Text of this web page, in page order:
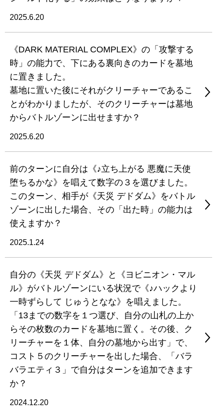
2025.6.20
《DARK MATERIAL COMPLEX》の「攻撃する
時」の能力で、下にある裏向きのカードを墓地
に置きました。
墓地に置いた後にそれがクリーチャーであるこ
とがわかりましたが、そのクリーチャーは墓地
からバトルゾーンに出せますか？
2025.6.20
前のターンに自分は《♪立ち上がる 悪魔に天使
堕ちるかな》を唱えて数字の３を選びました。
このターン、相手が《天災 デドダム》をバトル
ゾーンに出した場合、その「出た時」の能力は
使えますか？
2025.1.24
自分の《天災 デドダム》と《ヨビニオン・マル
ル》がバトルゾーンにいる状況で《♪ハックより
一時ずらして じゅうとなな》を唱えました。
「13までの数字を１つ選び、自分の山札の上か
らその枚数のカードを墓地に置く。その後、ク
リーチャーを１体、自分の墓地から出す」で、
コスト５のクリーチャーを出した場合、「バラ
バラエティ３」で自分はターンを追加できます
か？
2024.12.20